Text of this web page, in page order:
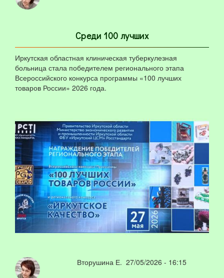
Среди 100 лучших
Иркутская областная клиническая туберкулезная
больница стала победителем регионального этапа
Всероссийского конкурса программы «100 лучших
товаров России» 2026 года.
Вторушина Е. 27/05/2026 - 16:15